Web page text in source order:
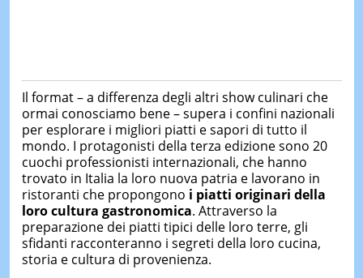
Il format – a differenza degli altri show culinari che
ormai conosciamo bene – supera i confini nazionali
per esplorare i migliori piatti e sapori di tutto il
mondo. I protagonisti della terza edizione sono 20
cuochi professionisti internazionali, che hanno
trovato in Italia la loro nuova patria e lavorano in
ristoranti che propongono i piatti originari della
loro cultura gastronomica. Attraverso la
preparazione dei piatti tipici delle loro terre, gli
sfidanti racconteranno i segreti della loro cucina,
storia e cultura di provenienza.